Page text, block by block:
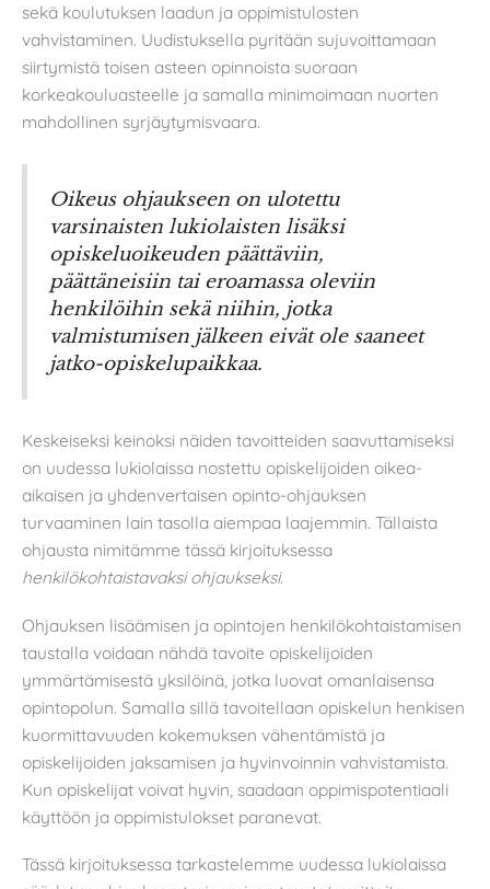
sekä koulutuksen laadun ja oppimistulosten
vahvistaminen. Uudistuksella pyritään sujuvoittamaan
siirtymistä toisen asteen opinnoista suoraan
korkeakouluasteelle ja samalla minimoimaan nuorten
mahdollinen syrjäytymisvaara.
Oikeus ohjaukseen on ulotettu
varsinaisten lukiolaisten lisäksi
opiskeluoikeuden päättäviin,
päättäneisiin tai eroamassa oleviin
henkilöihin sekä niihin, jotka
valmistumisen jälkeen eivät ole saaneet
jatko-opiskelupaikkaa.
Keskeiseksi keinoksi näiden tavoitteiden saavuttamiseksi
on uudessa lukiolaissa nostettu opiskelijoiden oikea-
aikaisen ja yhdenvertaisen opinto-ohjauksen
turvaaminen lain tasolla aiempaa laajemmin. Tällaista
ohjausta nimitämme tässä kirjoituksessa
henkilökohtaistavaksi ohjaukseksi.
Ohjauksen lisäämisen ja opintojen henkilökohtaistamisen
taustalla voidaan nähdä tavoite opiskelijoiden
ymmärtämisestä yksilöinä, jotka luovat omanlaisensa
opintopolun. Samalla sillä tavoitellaan opiskelun henkisen
kuormittavuuden kokemuksen vähentämistä ja
opiskelijoiden jaksamisen ja hyvinvoinnin vahvistamista.
Kun opiskelijat voivat hyvin, saadaan oppimispotentiaali
käyttöön ja oppimistulokset paranevat.
Tässä kirjoituksessa tarkastelemme uudessa lukiolaissa